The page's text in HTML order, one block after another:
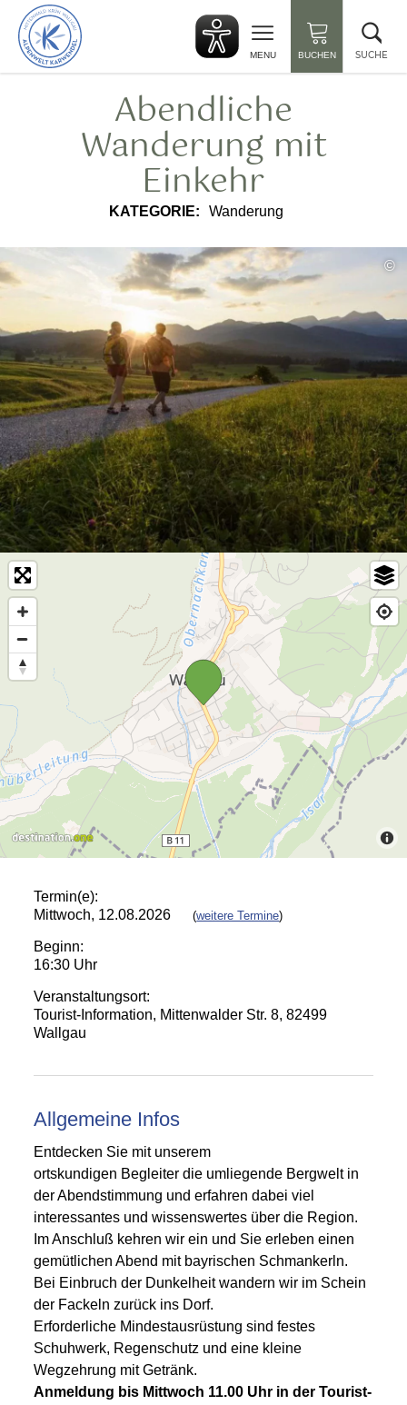
zurück
zur
Startseite
MENU BUCHEN SUCHE
Abendliche
Wanderung mit
Einkehr
KATEGORIE: Wanderung
©
Termin(e):
Mittwoch, 12.08.2026
(weitere Termine)
Beginn:
16:30 Uhr
Veranstaltungsort:
Tourist-Information, Mittenwalder Str. 8, 82499
Wallgau
Allgemeine Infos
Entdecken Sie mit unserem
ortskundigen Begleiter die umliegende Bergwelt in
der Abendstimmung und erfahren dabei viel
interessantes und wissenswertes über die Region.
Im Anschluß kehren wir ein und Sie erleben einen
gemütlichen Abend mit bayrischen Schmankerln.
Bei Einbruch der Dunkelheit wandern wir im Schein
der Fackeln zurück ins Dorf.
Erforderliche Mindestausrüstung sind festes
Schuhwerk, Regenschutz und eine kleine
Wegzehrung mit Getränk.
Anmeldung bis Mittwoch 11.00 Uhr in der Tourist-